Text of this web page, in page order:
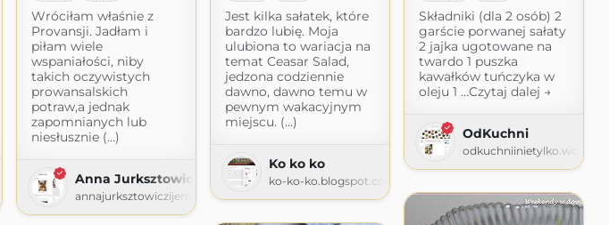
Wróciłam właśnie z
Provansji. Jadłam i
piłam wiele
wspaniałości, niby
takich oczywistych
prowansalskich
potraw,a jednak
zapomnianych lub
niesłusznie (...)
Anna Jurksztowicz I'jem
annajurksztowiczijem.blogspot.com
Jest kilka sałatek, które
bardzo lubię. Moja
ulubiona to wariacja na
temat Ceasar Salad,
jedzona codziennie
dawno, dawno temu w
pewnym wakacyjnym
miejscu. (...)
Ko ko ko
ko-ko-ko.blogspot.com
Składniki (dla 2 osób) 2
garście porwanej sałaty
2 jajka ugotowane na
twardo 1 puszka
kawałków tuńczyka w
oleju 1 …Czytaj dalej →
OdKuchni